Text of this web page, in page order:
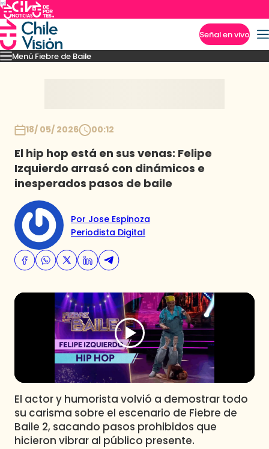
Señal en vivo
Menú Fiebre de Baile
Mejores MomentosPresentacionesEl VAR-After del baile
18/ 05/ 2026 00:12
El hip hop está en sus venas: Felipe
Izquierdo arrasó con dinámicos e
inesperados pasos de baile
Por Jose Espinoza
Periodista Digital
El actor y humorista volvió a demostrar todo
su carisma sobre el escenario de Fiebre de
Baile 2, sacando pasos prohibidos que
hicieron vibrar al público presente.
Imperdibles
Club De La Comedia
Contigo en Directo
Plan Perfecto
El Tiempo
Sabingo
Todos Los Programas